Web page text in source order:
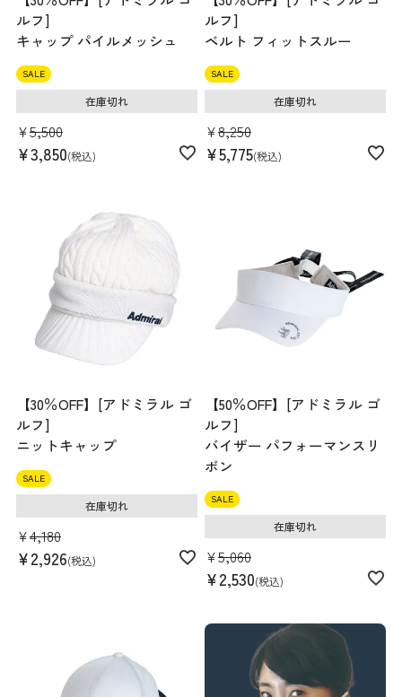
ルフ]
キャップ パイルメッシュ
SALE
¥5,500
¥3,850 税込
在庫切れ
ルフ]
ベルト フィットスルー
SALE
¥8,250
¥5,775 税込
在庫切れ
【30％OFF】[アドミラル ゴ
ルフ]
ニットキャップ
SALE
¥4,180
¥2,926 税込
在庫切れ
【50％OFF】[アドミラル ゴ
ルフ]
バイザー パフォーマンスリ
ボン
SALE
¥5,060
¥2,530 税込
在庫切れ